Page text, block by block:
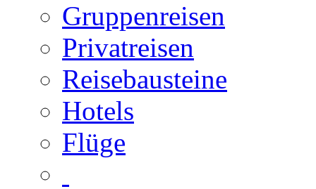
Gruppenreisen
Privatreisen
Reisebausteine
Hotels
Flüge